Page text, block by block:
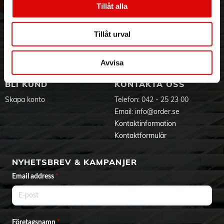
Tillåt alla
Tillåt urval
Avvisa
- Enkel användning - Ställ helt enkelt in temperaturen med
- Smidig rengöring - Tack vare enkel montering och
användning
Visselblåsning
Aktuellt på Order
Ansökan om RMA
Godsefterlysning & Felleverans
Integritetspolicy
Om cookies
BLI KUND
Skapa konto
KONTAKTA OSS
Telefon: 042 - 25 23 00
Email: info@order.se
Kontaktinformation
Kontaktformulär
NYHETSBREV & KAMPANJER
Email address *
Företagsnamn *